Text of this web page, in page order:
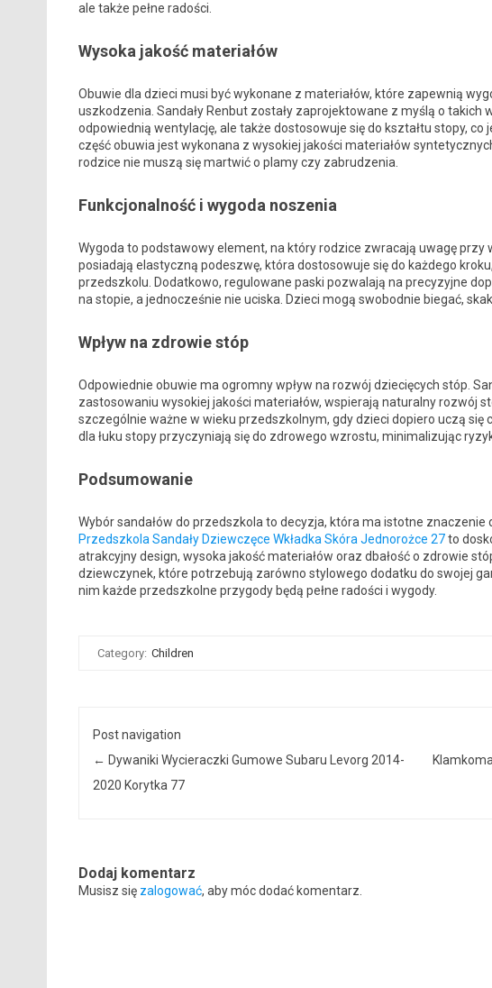
ale także pełne radości.
Wysoka jakość materiałów
Obuwie dla dzieci musi być wykonane z materiałów, które zapewnią
uszkodzenia. Sandały Renbut zostały zaprojektowane z myślą o takich
odpowiednią wentylację, ale także dostosowuje się do kształtu stopy,
część obuwia jest wykonana z wysokiej jakości materiałów
rodzice nie muszą się martwić o plamy czy zabrudzenia.
Funkcjonalność i wygoda noszenia
Wygoda to podstawowy element, na który rodzice zwracają uwagę przy
posiadają elastyczną podeszwę, która dostosowuje się do każdego
przedszkolu. Dodatkowo, regulowane paski pozwalają na precyzyjne
na stopie, a jednocześnie nie uciska. Dzieci mogą swobodnie biegać,
Wpływ na zdrowie stóp
Odpowiednie obuwie ma ogromny wpływ na rozwój dziecięcych stóp.
zastosowaniu wysokiej jakości materiałów, wspierają naturalny rozwój
szczególnie ważne w wieku przedszkolnym, gdy dzieci dopiero uczą się
dla łuku stopy przyczyniają się do zdrowego wzrostu, minimalizując
Podsumowanie
Wybór sandałów do przedszkola to decyzja, która ma istotne
Przedszkola Sandały Dziewczęce Wkładka Skóra Jednorożce 27to
atrakcyjny design, wysoka jakość materiałów oraz dbałość o zdrowie
dziewczynek, które potrzebują zarówno stylowego dodatku do swojej
nim każde przedszkolne przygody będą pełne radości i wygody.
Category: Children
Post navigation
← Dywaniki Wycieraczki Gumowe Subaru Levorg 2014-
2020 Korytka 77
Dodaj komentarz
Musisz się zalogować, aby móc dodać komentarz.